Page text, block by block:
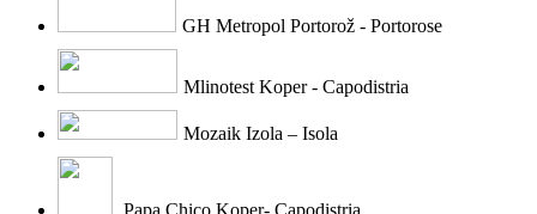
GH Metropol Portorož - Portorose
Mlinotest Koper - Capodistria
Mozaik Izola – Isola
Papa Chico Koper- Capodistria